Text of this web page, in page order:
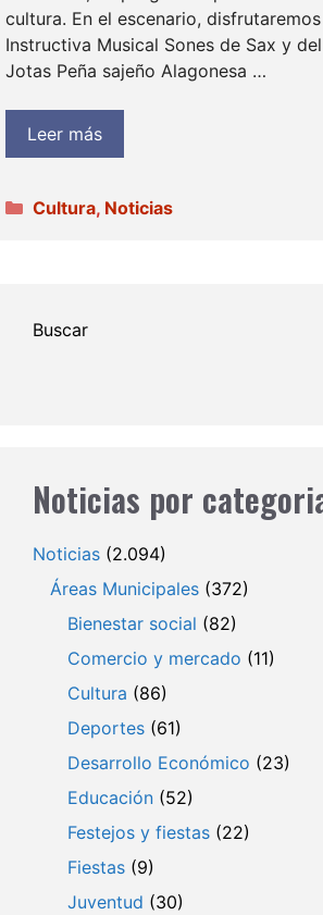
cultura. En el escenario,
Instructiva Musical Sones de Sax y
Jotas Peña sajeño Alagonesa …
Leer más
Categorías
Cultura, Noticias
Buscar
Noticias por
Noticias (2.094)
Áreas Municipales (372)
Bienestar social (82)
Comercio y mercado (11)
Cultura (86)
Deportes (61)
Desarrollo Económico (23)
Educación (52)
Festejos y fiestas (22)
Fiestas (9)
Juventud (30)